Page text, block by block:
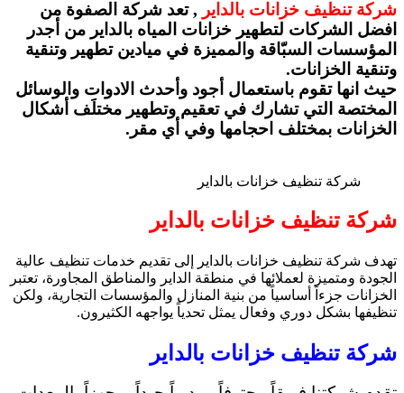
شركة تنظيف خزانات بالداير , تعد شركة الصفوة من
افضل الشركات لتطهير خزانات المياه بالداير من أجدر
المؤسسات السبّاقة والمميزة في ميادين تطهير وتنقية
وتنقية الخزانات.
حيث انها تقوم باستعمال أجود وأحدث الادوات والوسائل
المختصة التي تشارك في تعقيم وتطهير مختلَف أشكال
الخزانات بمختلف احجامها وفي أي مقر.
شركة تنظيف خزانات بالداير
شركة تنظيف خزانات بالداير
تهدف شركة تنظيف خزانات بالداير إلى تقديم خدمات تنظيف عالية
الجودة ومتميزة لعملائها في منطقة الداير والمناطق المجاورة، تعتبر
الخزانات جزءاً أساسياً من بنية المنازل والمؤسسات التجارية، ولكن
تنظيفها بشكل دوري وفعال يمثل تحدياً يواجهه الكثيرون.
شركة تنظيف خزانات بالداير